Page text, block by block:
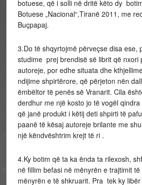
botuese, që i solli në dritë këto dy
Botuese „Nacional“,Tiranë 2011, me
Buçpapaj.
3.Do të shqyrtojmë përveçse disa ese,
studime prej brendisë së librit që nxori
autoreje, por edhe situata dhe
ndijime shpirtërore, që përjeton nën
ëmbëltor të penës së Vranarit. Cila
derdhur me një kosto jo të vogël
që janë produkt i këtij deti shpirti të
paanë të kësaj autoreje brilante me
një këndvështrim krejt të ri .
4.Ky botim që ta ka ënda ta rilexosh,
në fillim befasi në mënyrën e trajtimit
mënyrën e të shkruarit. Pra tek ky